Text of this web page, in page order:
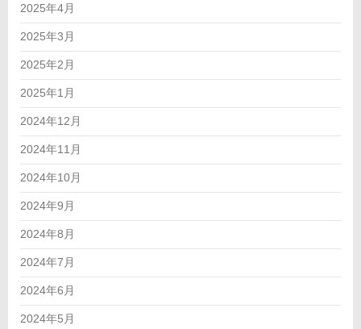
2025年4月
2025年3月
2025年2月
2025年1月
2024年12月
2024年11月
2024年10月
2024年9月
2024年8月
2024年7月
2024年6月
2024年5月